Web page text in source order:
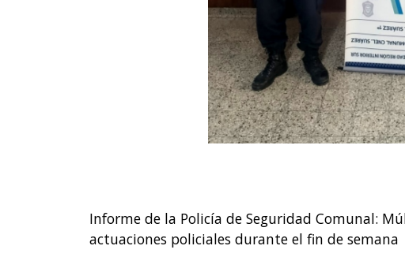
Informe de la Policía de Seguridad Comunal:
actuaciones policiales durante el fin de semana